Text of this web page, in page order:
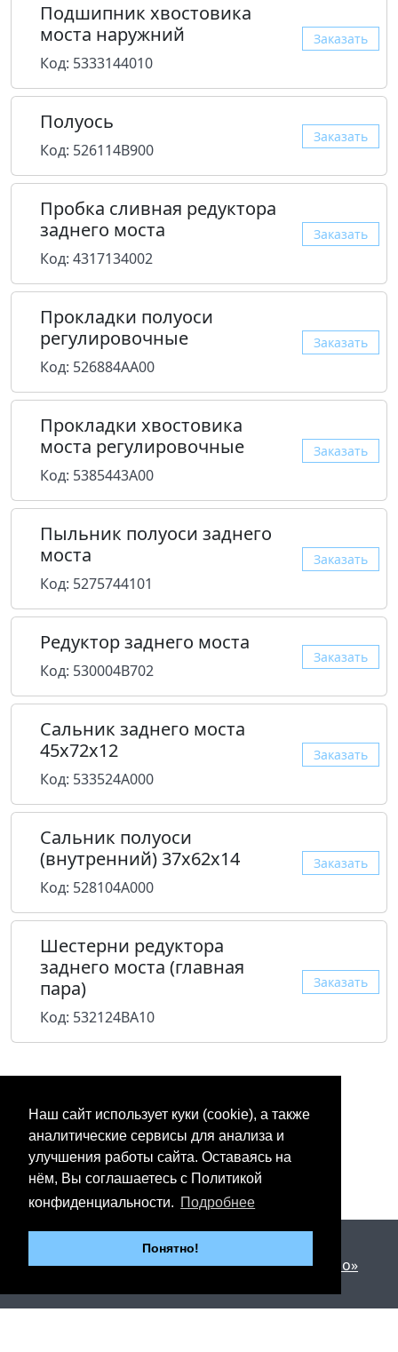
Наш сайт использует куки (cookie), а также
аналитические сервисы для анализа и
улучшения работы сайта. Оставаясь на
нём, Вы соглашаетесь с Политикой
конфиденциальности. Подробнее
Понятно!
Подшипник хвостовика
моста наружний
Код: 5333144010
Заказать
Полуось
Код: 526114B900
Заказать
Пробка сливная редуктора
заднего моста
Код: 4317134002
Заказать
Прокладки полуоси
регулировочные
Код: 526884AA00
Заказать
Прокладки хвостовика
моста регулировочные
Код: 5385443A00
Заказать
Пыльник полуоси заднего
моста
Код: 5275744101
Заказать
Редуктор заднего моста
Код: 530004B702
Заказать
Сальник заднего моста
45x72x12
Код: 533524A000
Заказать
Сальник полуоси
(внутренний) 37x62x14
Код: 528104A000
Заказать
Шестерни редуктора
заднего моста (главная
пара)
Код: 532124BA10
Заказать
2012 - 2026 © «Юнипартс»
Дизайн и разработка —Арт студия «Милано»